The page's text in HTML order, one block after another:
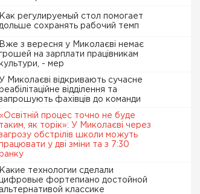
Как регулируемый стол помогает
дольше сохранять рабочий темп
Вже з вересня у Миколаєві немає
на зарплати працівникам
- мер
У Миколаєві відкривають сучасне
відділення та
фахівців до команди
процес точно не буде
таким, як торік»: У Миколаєві через
обстрілів школи можуть
у дві зміни та з 7:30
Какие технологии сделали
фортепиано достойной
альтернативой классике